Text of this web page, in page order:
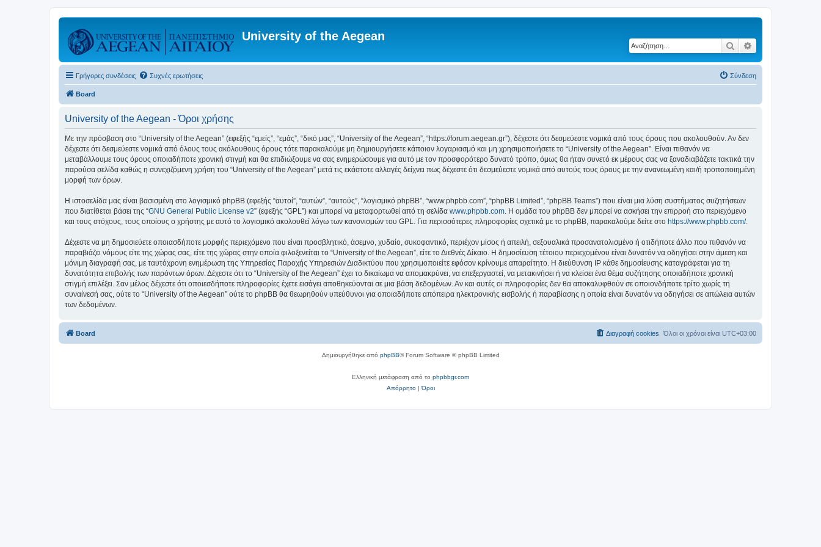
University of the Aegean
Αναζήτηση
Γρήγορες συνδέσεις Συχνές ερωτήσεις Σύνδεση
Board
University of the Aegean - Όροι χρήσης
Με την πρόσβαση στο “University of the Aegean” (εφεξής “εμείς”, “εμάς”, “δικό μας”, “University of the Aegean”, “https://forum.aegean.gr”), δέχεστε ότι δεσμεύεστε νομικά από τους όρους που ακολουθούν. Αν δεν
δέχεστε ότι δεσμεύεστε νομικά από όλους τους ακόλουθους όρους τότε παρακαλούμε μη δημιουργήσετε κάποιον λογαριασμό και μη χρησιμοποιήσετε το “University of the Aegean”. Είναι πιθανόν να
μεταβάλλουμε τους όρους οποιαδήποτε χρονική στιγμή και θα επιδιώξουμε να σας ενημερώσουμε για αυτό με τον προσφορότερο δυνατό τρόπο, όμως θα ήταν συνετό εκ μέρους σας να ξαναδιαβάζετε τακτικά την
παρούσα σελίδα καθώς η συνεχιζόμενη χρήση του “University of the Aegean” μετά τις εκάστοτε αλλαγές δείχνει πως δέχεστε ότι δεσμεύεστε νομικά από αυτούς τους όρους με την ανανεωμένη και/ή τροποποιημένη
μορφή των όρων.
Η ιστοσελίδα μας είναι βασισμένη στο λογισμικό phpBB (εφεξής “αυτοί”, “αυτών”, “αυτούς”, “λογισμικό phpBB”, “www.phpbb.com”, “phpBB Limited”, “phpBB Teams”) που είναι μια λύση συστήματος συζητήσεων
που διατίθεται βάσει της “GNU General Public License v2” (εφεξής “GPL”) και μπορεί να μεταφορτωθεί από τη σελίδα www.phpbb.com. Η ομάδα του phpBB δεν μπορεί να ασκήσει την επιρροή στο περιεχόμενο
και τους στόχους, τους οποίους ο χρήστης με αυτό το λογισμικό ακολουθεί λόγω των κανονισμών του GPL. Για περισσότερες πληροφορίες σχετικά με το phpBB, παρακαλούμε δείτε στο https://www.phpbb.com/.
Δέχεστε να μη δημοσιεύετε οποιασδήποτε μορφής περιεχόμενο που είναι προσβλητικό, άσεμνο, χυδαίο, συκοφαντικό, περιέχον μίσος ή απειλή, σεξουαλικά προσανατολισμένο ή οτιδήποτε άλλο που πιθανόν να
παραβιάζει νόμους είτε της χώρας σας, είτε της χώρας στην οποία φιλοξενείται το “University of the Aegean”, είτε το Διεθνές Δίκαιο. Η δημοσίευση τέτοιου περιεχομένου είναι δυνατόν να οδηγήσει στην άμεση και
μόνιμη διαγραφή σας, με ταυτόχρονη ενημέρωση της Υπηρεσίας Παροχής Υπηρεσιών Διαδικτύου που χρησιμοποιείτε εφόσον κρίνουμε απαραίτητο. Η διεύθυνση IP κάθε δημοσίευσης καταγράφεται για τη
δυνατότητα επιβολής των παρόντων όρων. Δέχεστε ότι το “University of the Aegean” έχει το δικαίωμα να απομακρύνει, να επεξεργαστεί, να μετακινήσει ή να κλείσει ένα θέμα συζήτησης οποιαδήποτε χρονική
στιγμή επιλέξει. Σαν μέλος δέχεστε ότι οποιεσδήποτε πληροφορίες έχετε εισάγει αποθηκεύονται σε μια βάση δεδομένων. Αν και αυτές οι πληροφορίες δεν θα αποκαλυφθούν σε οποιονδήποτε τρίτο χωρίς τη
συναίνεσή σας, ούτε το “University of the Aegean” ούτε το phpBB θα θεωρηθούν υπεύθυνοι για οποιαδήποτε απόπειρα ηλεκτρονικής εισβολής ή παραβίασης η οποία είναι δυνατόν να οδηγήσει σε απώλεια αυτών
των δεδομένων.
Board Όλοι οι χρόνοι είναι UTC+03:00
Διαγραφή cookies
Δημιουργήθηκε από phpBB® Forum Software © phpBB Limited
Ελληνική μετάφραση από το phpbbgr.com
Απόρρητο|Όροι